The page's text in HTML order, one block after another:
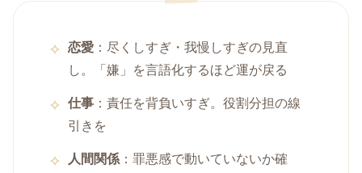
恋愛 ：尽くしすぎ・我慢しすぎの見直
し。「嫌」を言語化するほど運が戻る
仕事 ：責任を背負いすぎ。役割分担の線
引きを
人間関係 ：罪悪感で動いていないか確